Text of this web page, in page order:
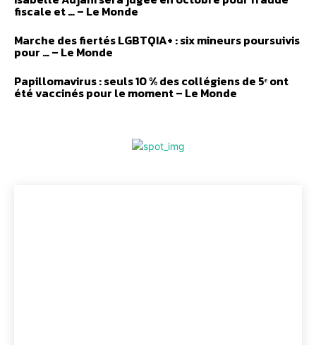
fiscale et … – Le Monde
Marche des fiertés LGBTQIA+ : six mineurs poursuivis
pour … – Le Monde
Papillomavirus : seuls 10 % des collégiens de 5ᵉ ont
été vaccinés pour le moment – Le Monde